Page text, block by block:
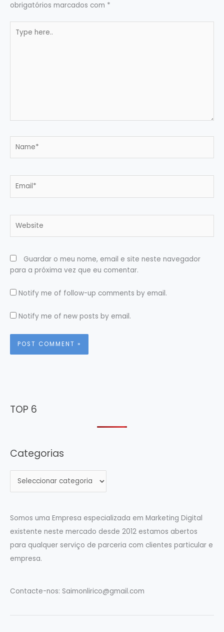
obrigatórios marcados com *
here..
Guardar o meu nome, email e site neste navegador
para a próxima vez que eu comentar.
Notify me of follow-up comments by email.
Notify me of new posts by email.
TOP 6
Categorias
a
e
g
o
r
Somos uma Empresa especializada em Marketing Digital
existente neste mercado desde 2012 estamos abertos
para qualquer serviço de parceria com clientes particular e
empresa.
Contacte-nos: Saimonlirico@gmail.com